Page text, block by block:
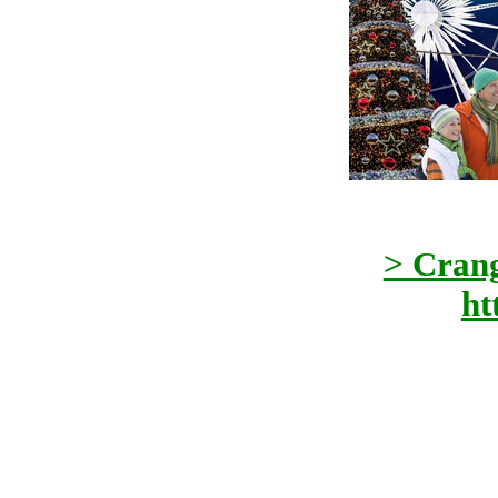
>